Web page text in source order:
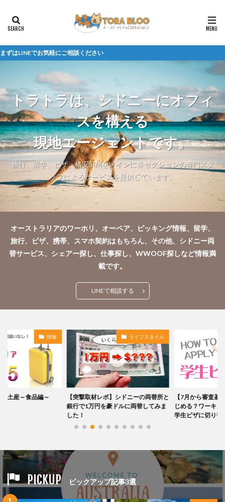
談ください
トラトラは、シドニーにオフィ
スを構える
現地エージェントです。
旅行、留学、ビザ、格安SIMをメインに各セクションの専門スタ
ッフによるサービスを提供しています。
オーストラリアのワーホリ、オーペア、ピッキング情報、留学、
旅行、ビザ、携帯、スマホ契約はもちろん、その他、シドニー両
替サービス、シェアー探し、仕事探し、WWOOF探しなど情報満
載です。
LINEで相談する
情報
産～食品編～
ライフスタイル
【突撃取材レポ】シドニーの両替所と
銀行で1万円を豪ドルに両替してみま
した！
【7月から審査基準
じめる？ワーキン
学生ビザに切り替え
PICKUP ピックアップ記事3選